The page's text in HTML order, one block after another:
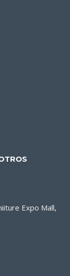
Expo Mall,